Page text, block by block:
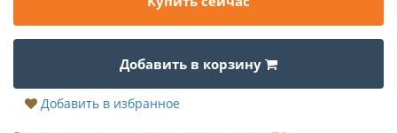
Добавить в корзину
Добавить в избранное